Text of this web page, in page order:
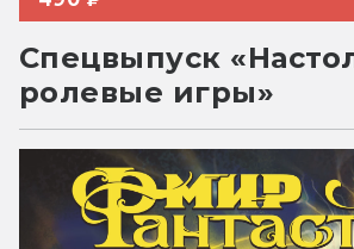
Спецвыпуск
ролевые игры»